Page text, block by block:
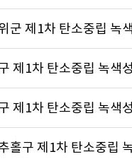
군 제1차 탄소중립 녹
제1차 탄소중립 녹색
제1차 탄소중립 녹색
홀구 제1차 탄소중립